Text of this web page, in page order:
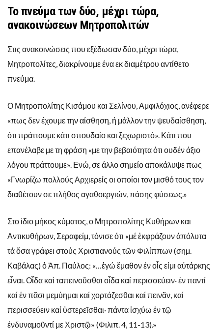
Το πνεύμα των δύο, μέχρι τώρα,
ανακοινώσεων Μητροπολιτών
Στις ανακοινώσεις που εξέδωσαν δύο, μέχρι τώρα,
Μητροπολίτες, διακρίνουμε ένα εκ διαμέτρου αντίθετο
πνεύμα.
Ο Μητροπολίτης Κισάμου και Σελίνου, Αμφιλόχιος, ανέφερε
«πως δεν έχουμε την αίσθηση, ή μάλλον την ψευδαίσθηση,
ότι πράττουμε κάτι σπουδαίο και ξεχωριστό». Κάτι που
επανέλαβε με τη φράση «με την βεβαιότητα ότι ουδέν άξιο
λόγου πράττουμε». Ενώ, σε άλλο σημείο αποκάλυψε πως
«Γνωρίζω πολλούς Αρχιερείς οι οποίοι τον μισθό τους τον
διαθέτουν σε πλήθος αγαθοεργιών, πάσης φύσεως.»
Στο ίδιο μήκος κύματος, ο Μητροπολίτης Κυθήρων και
Αντικυθήρων, Σεραφείμ, τόνισε ότι «μέ ἐκφράζουν ἀπόλυτα
τά ὅσα γράφει στούς Χριστιανούς τῶν Φιλίππων (σημ.
Καβάλας) ὁ Ἀπ. Παύλος: «…ἐγώ ἔμαθον ἐν οἷς εἰμι αὐτάρκης
εἶναι. Οἶδα καί ταπεινοῦσθαι οἶδα καί περισσεύειν· ἐν παντί
καί ἐν πᾶσι μεμύημαι καί χορτάζεσθαι καί πεινᾶν, καί
περισσεύειν καί ὑστερεῖσθαι· πάντα ἰσχύω ἐν τῷ
ἐνδυναμοῦντί με Χριστῷ» (Φιλιπ. 4, 11-13).»